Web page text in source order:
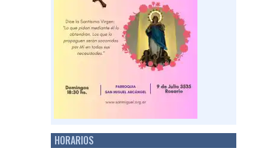
HORARIOS